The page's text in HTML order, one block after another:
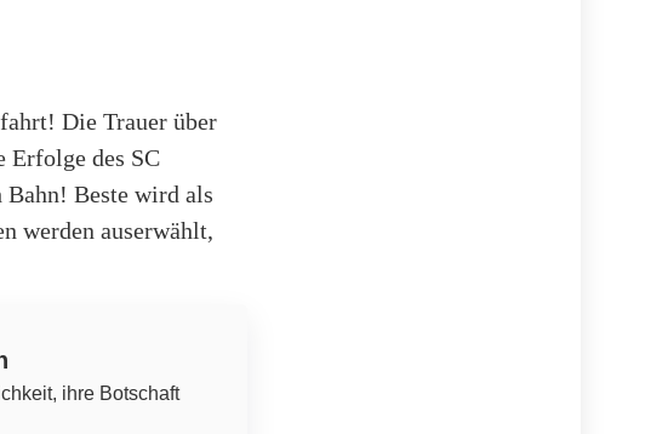
Die Trauer über
Erfolge des SC
Beste wird als
werden auserwählt,
ihre Botschaft